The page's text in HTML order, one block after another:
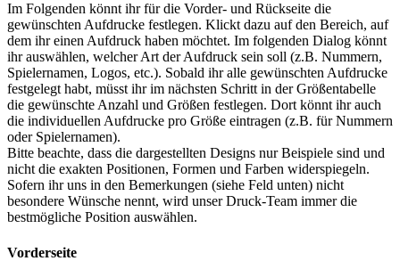
Im Folgenden könnt ihr für die Vorder- und Rückseite die
gewünschten Aufdrucke festlegen. Klickt dazu auf den Bereich, auf
dem ihr einen Aufdruck haben möchtet. Im folgenden Dialog könnt
ihr auswählen, welcher Art der Aufdruck sein soll (z.B. Nummern,
Spielernamen, Logos, etc.). Sobald ihr alle gewünschten Aufdrucke
festgelegt habt, müsst ihr im nächsten Schritt in der Größentabelle
die gewünschte Anzahl und Größen festlegen. Dort könnt ihr auch
die individuellen Aufdrucke pro Größe eintragen (z.B. für Nummern
oder Spielernamen).
Bitte beachte, dass die dargestellten Designs nur Beispiele sind und
nicht die exakten Positionen, Formen und Farben widerspiegeln.
Sofern ihr uns in den Bemerkungen (siehe Feld unten) nicht
besondere Wünsche nennt, wird unser Druck-Team immer die
bestmögliche Position auswählen.
Vorderseite